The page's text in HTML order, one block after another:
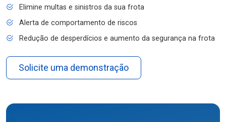
Elimine multas e sinistros da sua frota
Alerta de comportamento de riscos
Redução de desperdícios e aumento da segurança na frota
Solicite uma demonstração